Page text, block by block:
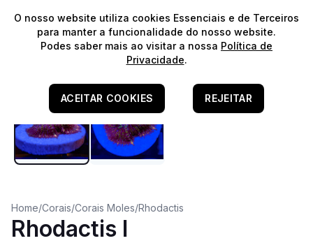
⭐️ Envios Gratuitos para encomendas acima de 60€!*⭐️
Home/Corais/Corais Moles/Rhodactis
Rhodactis I
O nosso website utiliza cookies Essenciais e de Terceiros
para manter a funcionalidade do nosso website.
Podes saber mais ao visitar a nossa Política de
Privacidade.
ACEITAR COOKIES REJEITAR